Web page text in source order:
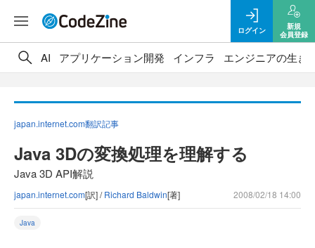
ログイン
新規
会員登録
AI アプリケーション開発 インフラ エンジニアの生き
japan.internet.com翻訳記事
Java 3Dの変換処理を理解する
Java 3D API解説
japan.internet.com[訳] /Richard Baldwin[著] 2008/02/18 14:00
Java